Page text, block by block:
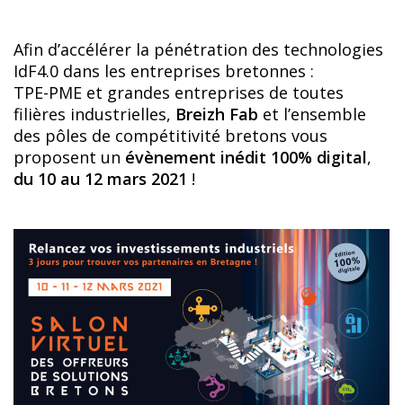
Afin d’accélérer la pénétration des technologies
IdF4.0 dans les entreprises bretonnes :
TPE-PME et grandes entreprises de toutes
filières industrielles, Breizh Fab et l’ensemble
des pôles de compétitivité bretons vous
proposent un évènement inédit 100% digital,
du 10 au 12 mars 2021 !